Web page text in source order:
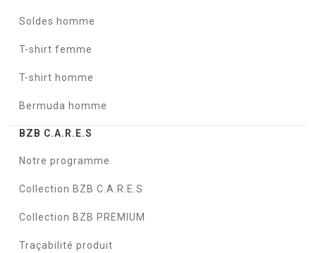
Soldes homme
T-shirt femme
T-shirt homme
Bermuda homme
BZB C.A.R.E.S
Notre programme
Collection BZB C.A.R.E.S
Collection BZB PREMIUM
Traçabilité produit